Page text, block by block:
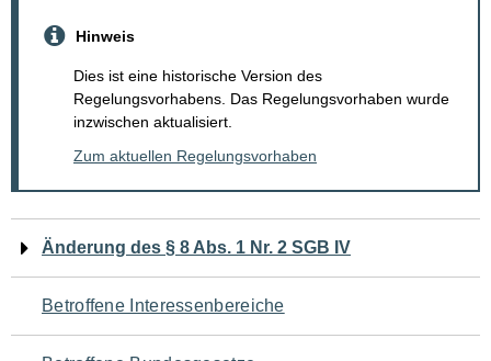
Hinweis
Dies ist eine historische Version des
Regelungsvorhabens. Das Regelungsvorhaben wurde
inzwischen aktualisiert.
Zum aktuellen Regelungsvorhaben
Navigation
für
den
Änderung des § 8 Abs. 1 Nr. 2 SGB IV
Betroffene Interessenbereiche